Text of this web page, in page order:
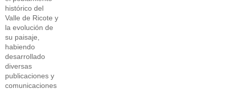
histórico del
Valle de Ricote y
la evolución de
su paisaje,
habiendo
desarrollado
diversas
publicaciones y
comunicaciones